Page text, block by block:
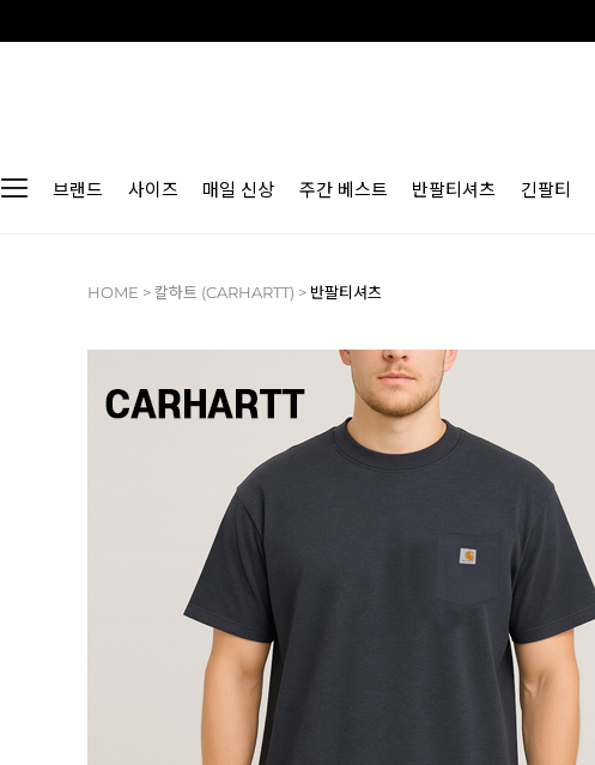
브랜드 사이즈 매일 신상 주간 베스트 반팔티셔츠 긴팔티
HOME >칼하트 (CARHARTT) > 반팔티셔츠